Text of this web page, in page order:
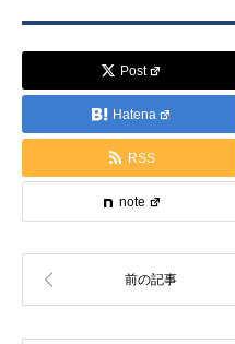
Post
Hatena
RSS
note